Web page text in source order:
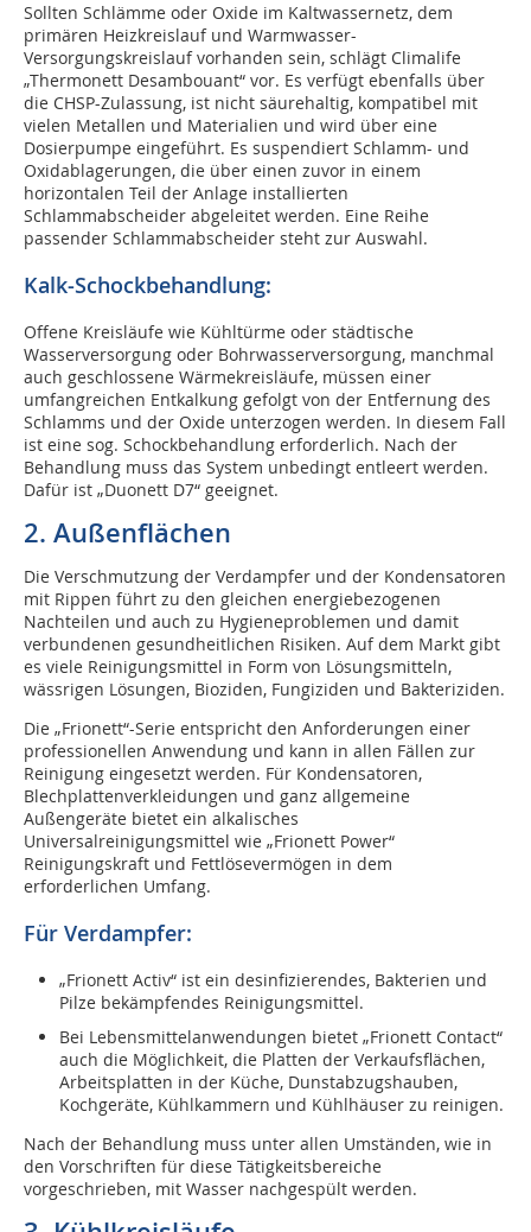
Sollten Schlämme oder Oxide im Kaltwassernetz, dem
primären Heizkreislauf und Warmwasser-
Versorgungskreislauf vorhanden sein, schlägt Climalife
„Thermonett Desambouant“ vor. Es verfügt ebenfalls über
die CHSP-Zulassung, ist nicht säurehaltig, kompatibel mit
vielen Metallen und Materialien und wird über eine
Dosierpumpe eingeführt. Es suspendiert Schlamm- und
Oxidablagerungen, die über einen zuvor in einem
horizontalen Teil der Anlage installierten
Schlammabscheider abgeleitet werden. Eine Reihe
passender Schlammabscheider steht zur Auswahl.
Kalk-Schockbehandlung:
Offene Kreisläufe wie Kühltürme oder städtische
Wasserversorgung oder Bohrwasserversorgung, manchmal
auch geschlossene Wärmekreisläufe, müssen einer
umfangreichen Entkalkung gefolgt von der Entfernung des
Schlamms und der Oxide unterzogen werden. In diesem Fall
ist eine sog. Schockbehandlung erforderlich. Nach der
Behandlung muss das System unbedingt entleert werden.
Dafür ist „Duonett D7“ geeignet.
2. Außenflächen
Die Verschmutzung der Verdampfer und der Kondensatoren
mit Rippen führt zu den gleichen energiebezogenen
Nachteilen und auch zu Hygieneproblemen und damit
verbundenen gesundheitlichen Risiken. Auf dem Markt gibt
es viele Reinigungsmittel in Form von Lösungsmitteln,
wässrigen Lösungen, Bioziden, Fungiziden und Bakteriziden.
Die „Frionett“-Serie entspricht den Anforderungen einer
professionellen Anwendung und kann in allen Fällen zur
Reinigung eingesetzt werden. Für Kondensatoren,
Blechplattenverkleidungen und ganz allgemeine
Außengeräte bietet ein alkalisches
Universalreinigungsmittel wie „Frionett Power“
Reinigungskraft und Fettlösevermögen in dem
erforderlichen Umfang.
Für Verdampfer:
„Frionett Activ“ ist ein desinfizierendes, Bakterien und
Pilze bekämpfendes Reinigungsmittel.
Bei Lebensmittelanwendungen bietet „Frionett Contact“
auch die Möglichkeit, die Platten der Verkaufsflächen,
Arbeitsplatten in der Küche, Dunstabzugshauben,
Kochgeräte, Kühlkammern und Kühlhäuser zu reinigen.
Nach der Behandlung muss unter allen Umständen, wie in
den Vorschriften für diese Tätigkeitsbereiche
vorgeschrieben, mit Wasser nachgespült werden.